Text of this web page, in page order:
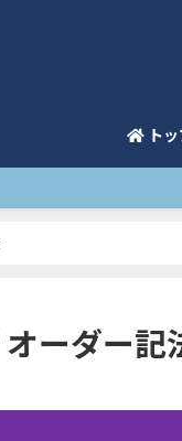
トッ
ーダー記